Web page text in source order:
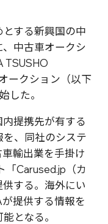
する新興国の中
中古車オークシ
TSUSHO
ークション（以下
した。
提携先が有する
、同社のシステ
輸出業を手掛け
「Carused.jp（カ
する。海外にい
提供する情報を
となる。